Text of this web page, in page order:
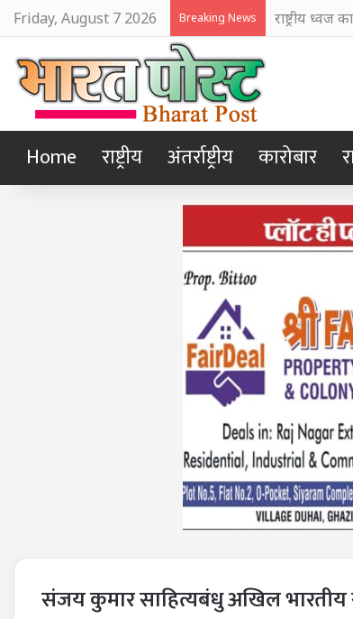
Friday, August 7 2026 Breaking News राष्ट्रीय ध्वज
Home राष्ट्रीय अंतर्राष्ट्रीय कारोबार
संजय कुमार साहित्यबंधु अखिल भारतीय